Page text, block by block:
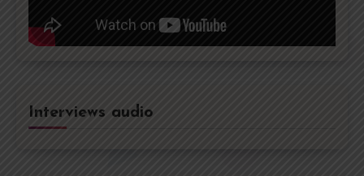
Interviews audio